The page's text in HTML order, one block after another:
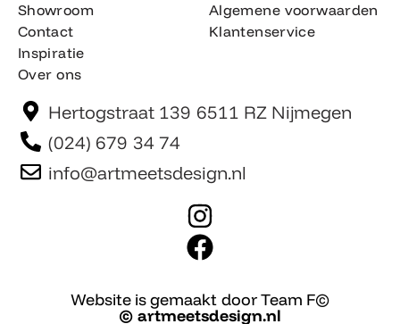
Showroom
Contact
Inspiratie
Over ons
Algemene voorwaarden
Klantenservice
Hertogstraat 139 6511 RZ Nijmegen
(024) 679 34 74
info@artmeetsdesign.nl
I
n
s
t
F
c
Website is gemaakt door Team F©
© artmeetsdesign.nl